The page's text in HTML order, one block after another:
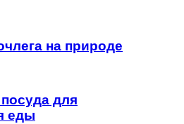
на природе
для
еды